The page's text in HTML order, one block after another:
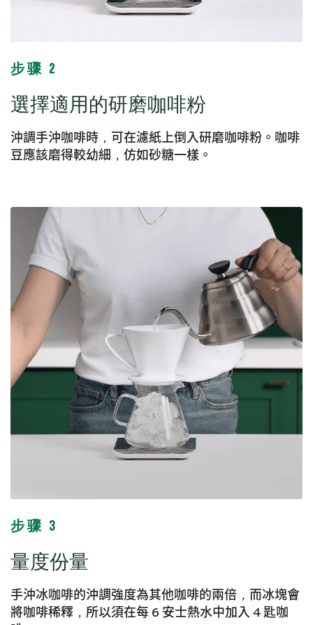
步骤 2
選擇適用的研磨咖啡粉
沖調手沖咖啡時，可在濾紙上倒入研磨咖啡粉。咖啡
豆應該磨得較幼細，仿如砂糖一樣。
步骤 3
量度份量
手沖冰咖啡的沖調強度為其他咖啡的兩倍，而冰塊會
將咖啡稀釋，所以須在每 6 安士熱水中加入 4 匙咖